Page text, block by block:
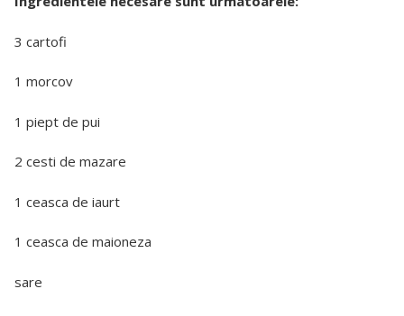
3 cartofi
1 morcov
1 piept de pui
2 cesti de mazare
1 ceasca de iaurt
1 ceasca de maioneza
sare